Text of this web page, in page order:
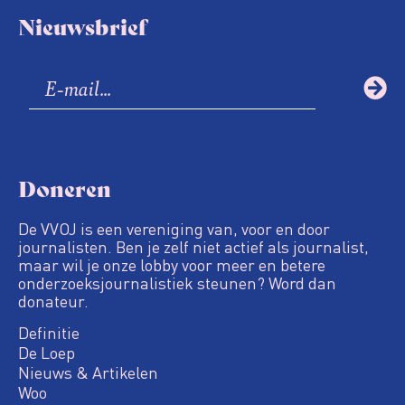
Nieuwsbrief
Doneren
De VVOJ is een vereniging van, voor en door
journalisten. Ben je zelf niet actief als journalist,
maar wil je onze lobby voor meer en betere
onderzoeksjournalistiek steunen? Word dan
donateur.
Definitie
De Loep
Nieuws & Artikelen
Woo